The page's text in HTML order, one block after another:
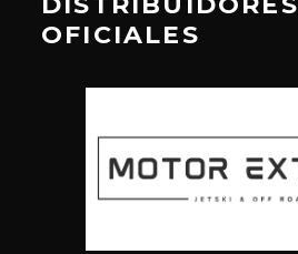
OFICIALES